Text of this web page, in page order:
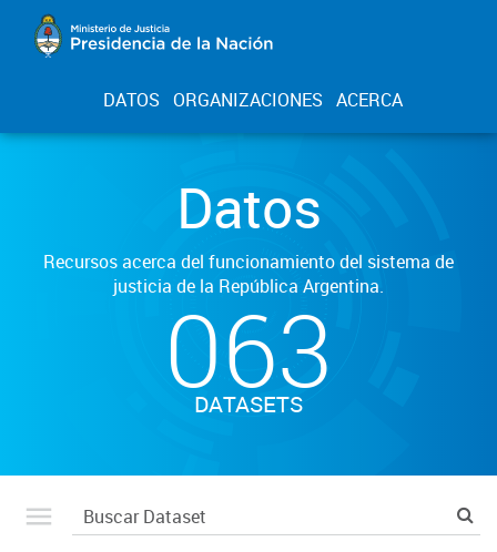
DATOS ORGANIZACIONES ACERCA
Datos
Recursos acerca del funcionamiento del sistema de
justicia de la República Argentina.
063
DATASETS